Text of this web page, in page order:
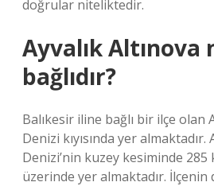
doğrular niteliktedir.
Ayvalık Altınova
bağlıdır?
Balıkesir iline bağlı bir ilçe olan
Denizi kıyısında yer almaktadır.
Denizi’nin kuzey kesiminde 285
üzerinde yer almaktadır. İlçenin